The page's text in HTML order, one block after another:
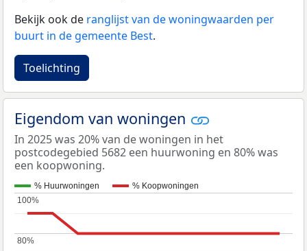
Bekijk ook de ranglijst van de woningwaarden per
buurt in de gemeente Best.
Toelichting
Eigendom van woningen
In 2025 was 20% van de woningen in het
postcodegebied 5682 een huurwoning en 80% was
een koopwoning.
% Huurwoningen % Koopwoningen
80%
80%
100%
100%